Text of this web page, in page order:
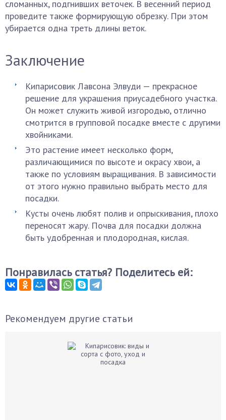
сломанных, подгнивших веточек. В весенний период
проведите также формирующую обрезку. При этом
убирается одна треть длины веток.
Заключение
Кипарисовик Лавсона Элвуди — прекрасное
решение для украшения приусадебного участка.
Он может служить живой изгородью, отлично
смотрится в групповой посадке вместе с другими
хвойниками.
Это растение имеет несколько форм,
различающимися по высоте и окрасу хвои, а
также по условиям выращивания. В зависимости
от этого нужно правильно выбрать место для
посадки.
Кусты очень любят полив и опрыскивания, плохо
переносят жару. Почва для посадки должна
быть удобренная и плодородная, кислая.
Понравилась статья? Поделитесь ей:
Рекомендуем другие статьи